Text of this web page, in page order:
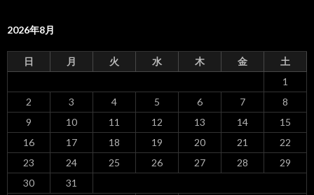
シ
ョ
ン
2026年8月
日 月 火 水 木 金 土
1
2
3 4 5 6 7
8
9
10 11 12 13 14
15
16
17 18 19 20 21
22
23
24 25 26 27 28
29
30
31